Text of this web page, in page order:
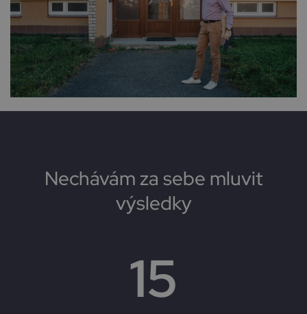
Nechávám za sebe mluvit
výsledky
15